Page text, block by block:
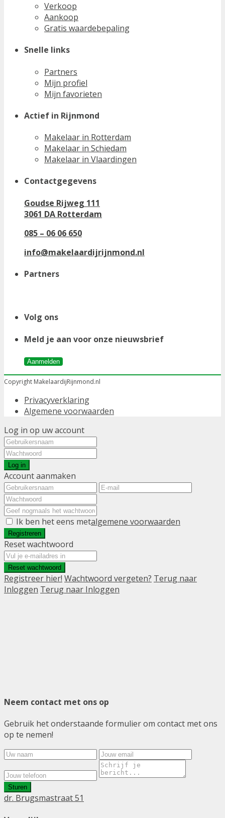
Verkoop
Aankoop
Gratis waardebepaling
Snelle links
Partners
Mijn profiel
Mijn favorieten
Actief in Rijnmond
Makelaar in Rotterdam
Makelaar in Schiedam
Makelaar in Vlaardingen
Contactgegevens
Goudse Rijweg 111
3061 DA Rotterdam
085 – 06 06 650
info@makelaardijrijnmond.nl
Partners
Volg ons
Meld je aan voor onze nieuwsbrief
Aanmelden
Copyright MakelaardijRijnmond.nl
Privacyverklaring
Algemene voorwaarden
Log in op uw account
Log in
Account aanmaken
Ik ben het eens metalgemene voorwaarden
Registreren
Reset wachtwoord
Reset wachtwoord
Registreer hier! Wachtwoord vergeten? Terug naar
Inloggen Terug naar Inloggen
Neem contact met ons op
Gebruik het onderstaande formulier om contact met ons
op te nemen!
Sturen
dr. Brugsmastraat 51